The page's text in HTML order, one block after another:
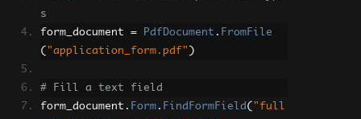
s
form_document = PdfDocument . FromFile
( "application_form.pdf" )
# Fill a text field
form_document . Form . FindFormField ( "full